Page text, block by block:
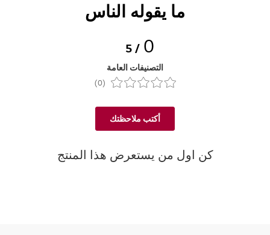
ما يقوله الناس
0
/ 5
التصنيفات العامة
(0)
أكتب ملاحظتك
كن اول من يستعرض هذا المنتج